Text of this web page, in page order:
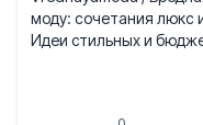
моду: сочетания люкс
Идеи стильных и